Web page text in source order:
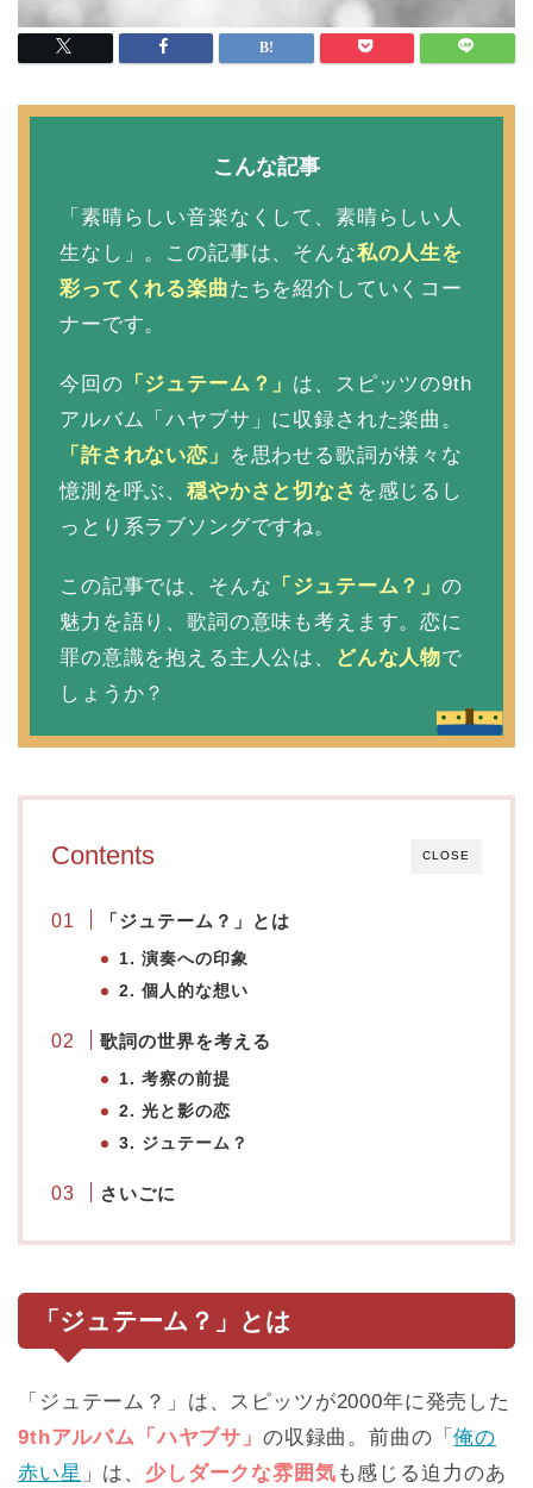
こんな記事
「素晴らしい音楽なくして、素晴らしい人
生なし」。この記事は、そんな私の人生を
彩ってくれる楽曲たちを紹介していくコー
ナーです。
今回の 「ジュテーム？ 」 は、スピッツの9th
アルバム「ハヤブサ」に収録された楽曲。
「許されない恋」
を思わせる歌詞が様々な
憶測を呼ぶ、穏やかさと切なさ を感じるし
っとり系ラブソングですね。
この記事では、そんな 「ジュテーム？」の
魅力を語り、歌詞の意味も考えます。恋に
罪の意識を抱える主人公は、
どんな人物で
しょうか？
CLOSE
Contents
「ジュテーム？」 とは
1. 演奏への印象
2. 個人的な想い
歌詞の世界を考える
1. 考察の前提
2. 光と影の恋
3. ジュテーム？
さいごに
「ジュテーム？」 とは
「ジュテーム？」は、スピッツが2000年に発売した
9thアルバム「ハヤブサ」 の収録曲。前曲の「俺の
赤い星 」は、 少しダークな雰囲気 も感じる迫力のあ